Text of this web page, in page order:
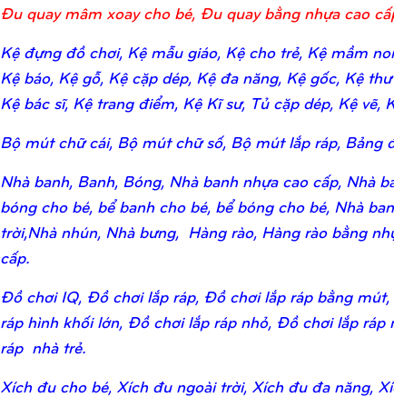
Đu quay mâm xoay cho bé, Đu quay bằng nhựa cao
Kệ đựng đồ chơi, Kệ mẫu giáo, Kệ cho trẻ, Kệ mầm
Kệ báo, Kệ gỗ, Kệ cặp dép, Kệ đa năng, Kệ gốc, Kệ
Kệ bác sĩ, Kệ trang điểm, Kệ Kĩ sư, Tủ cặp dép, Kệ vẽ,
Bộ mút chữ cái, Bộ mút chữ số, Bộ mút lắp ráp, Bảng
Nhà banh, Banh, Bóng, Nhà banh nhựa cao cấp, Nhà
bóng cho bé, bể banh cho bé, bể bóng cho bé, Nhà
trời,Nhà nhún, Nhà bưng, Hàng rào, Hàng rào bằng
cấp.
Đồ chơi IQ, Đồ chơi lắp ráp, Đồ chơi lắp ráp bằng
ráp hình khối lớn, Đồ chơi lắp ráp nhỏ, Đồ chơi lắp
ráp nhà trẻ.
Xích đu cho bé, Xích đu ngoài trời, Xích đu đa năng,